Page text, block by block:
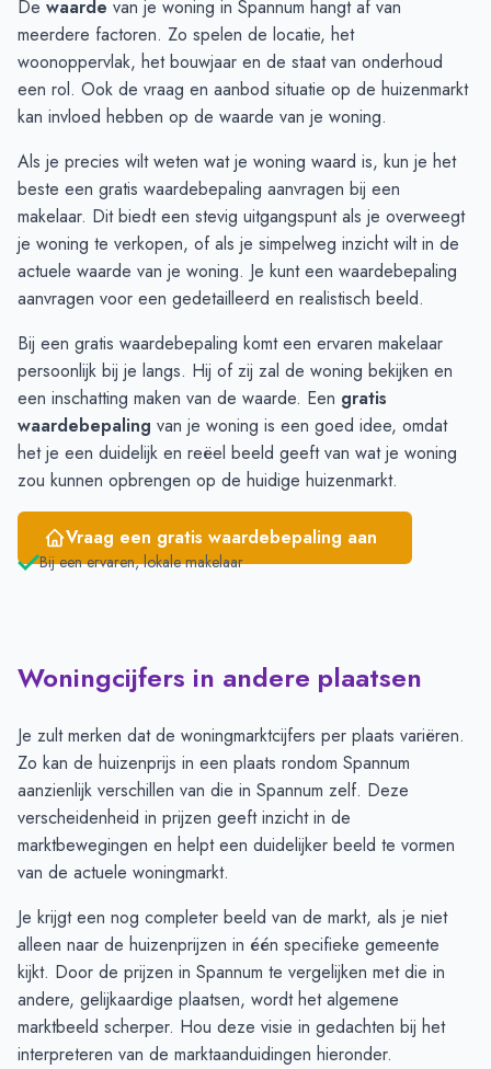
September -
-
November -
December
-
Februari
-
-
Maart
-
-
April
-
-
Mei
-
-
Juni
€ 435.000 -
De waarde van je woning in Spannum hangt af van
meerdere factoren. Zo spelen de locatie, het
woonoppervlak, het bouwjaar en de staat van onderhoud
een rol. Ook de vraag en aanbod situatie op de huizenmarkt
kan invloed hebben op de waarde van je woning.
Als je precies wilt weten wat je woning waard is, kun je het
beste een gratis waardebepaling aanvragen bij een
makelaar. Dit biedt een stevig uitgangspunt als je overweegt
je woning te verkopen, of als je simpelweg inzicht wilt in de
actuele waarde van je woning. Je kunt een waardebepaling
aanvragen voor een gedetailleerd en realistisch beeld.
Bij een gratis waardebepaling komt een ervaren makelaar
persoonlijk bij je langs. Hij of zij zal de woning bekijken en
een inschatting maken van de waarde. Een gratis
waardebepaling van je woning is een goed idee, omdat
het je een duidelijk en reëel beeld geeft van wat je woning
zou kunnen opbrengen op de huidige huizenmarkt.
Vraag een gratis waardebepaling aan
Bij een ervaren, lokale makelaar
Woningcijfers in andere plaatsen
Je zult merken dat de woningmarktcijfers per plaats variëren.
Zo kan de huizenprijs in een plaats rondom Spannum
aanzienlijk verschillen van die in Spannum zelf. Deze
verscheidenheid in prijzen geeft inzicht in de
marktbewegingen en helpt een duidelijker beeld te vormen
van de actuele woningmarkt.
Je krijgt een nog completer beeld van de markt, als je niet
alleen naar de huizenprijzen in één specifieke gemeente
kijkt. Door de prijzen in Spannum te vergelijken met die in
andere, gelijkaardige plaatsen, wordt het algemene
marktbeeld scherper. Hou deze visie in gedachten bij het
interpreteren van de marktaanduidingen hieronder.